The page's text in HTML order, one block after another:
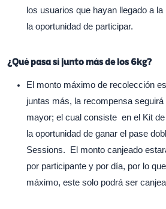
los usuarios que hayan llegado a
la oportunidad de participar.
¿Qué pasa si junto más de los 6kg?
El monto máximo de recolección
juntas más, la recompensa
mayor; el cual consiste en el Kit
la oportunidad de ganar el pase
Sessions. El monto canjeado
por participante y por día, por lo
máximo, este solo podrá ser